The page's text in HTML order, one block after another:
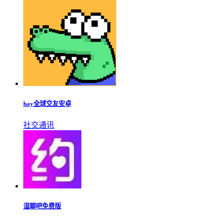
hay全球交友安卓
社交通讯
湿聊吧免费版